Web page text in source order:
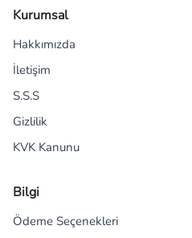
Kurumsal
Hakkımızda
İletişim
S.S.S
Gizlilik
KVK Kanunu
Bilgi
Ödeme Seçenekleri